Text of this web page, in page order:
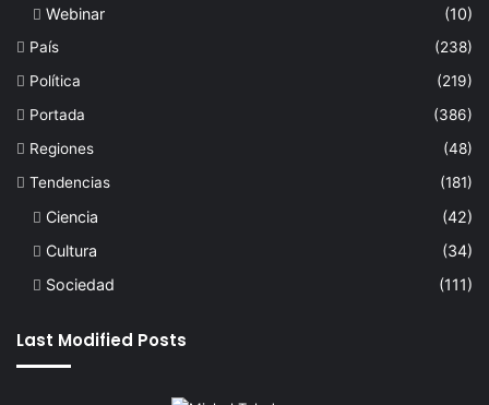
Webinar
(10)
País
(238)
Política
(219)
Portada
(386)
Regiones
(48)
Tendencias
(181)
Ciencia
(42)
Cultura
(34)
Sociedad
(111)
Last Modified Posts